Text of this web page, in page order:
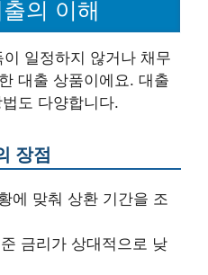
의 이해
일정하지 않거나 채무
대출 상품이에요. 대출
도 다양합니다.
장점
에 맞춰 상환 기간을 조
금리가 상대적으로 낮